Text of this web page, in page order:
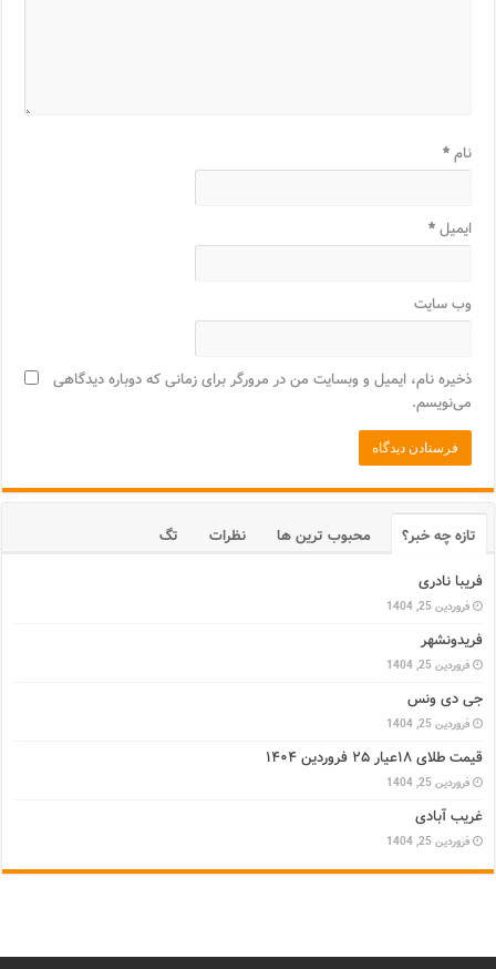
نام*
ایمیل*
وب‌ سایت
ذخیره نام، ایمیل و وبسایت من در مرورگر برای زمانی که دوباره دیدگاهی
می‌نویسم.
تازه چه خبر؟ محبوب ترین ها نظرات
تگ
فریبا نادری
فروردین 25, 1404
فریدونشهر
فروردین 25, 1404
جی دی ونس
فروردین 25, 1404
قیمت طلای ۱۸عیار ۲۵ فروردین ۱۴۰۴
فروردین 25, 1404
غریب آبادی
فروردین 25, 1404